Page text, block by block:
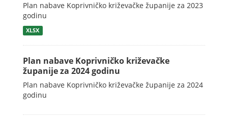
Plan nabave Koprivničko križevačke županije za 2023
godinu
XLSX
Plan nabave Koprivničko križevačke
županije za 2024 godinu
Plan nabave Koprivničko križevačke županije za 2024
godinu